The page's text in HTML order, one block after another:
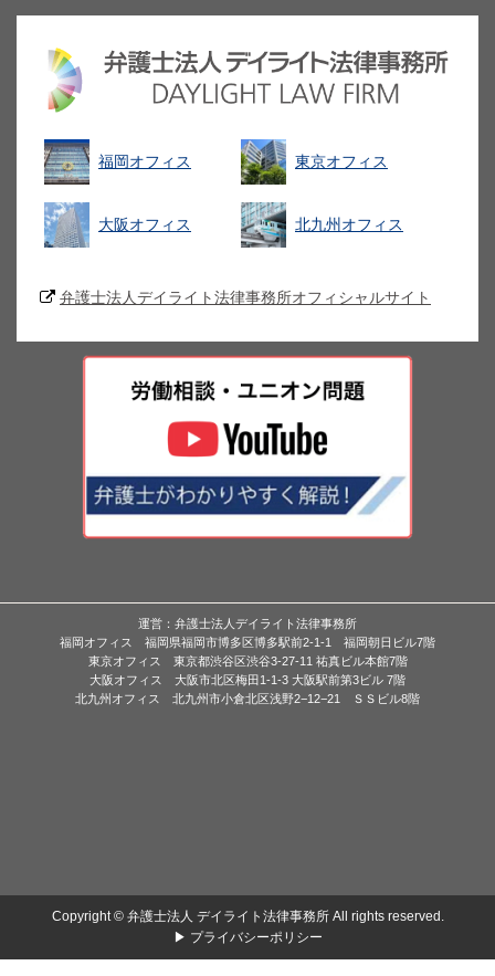
福岡オフィス 東京オフィス
大阪オフィス 北九州オフィス
弁護士法人デイライト法律事務所オフィシャルサイト
運営：弁護士法人デイライト法律事務所
福岡オフィス 福岡県福岡市博多区博多駅前2-1-1 福岡朝日ビル7階
東京オフィス 東京都渋谷区渋谷3-27-11 祐真ビル本館7階
大阪オフィス 大阪市北区梅田1-1-3 大阪駅前第3ビル 7階
北九州オフィス 北九州市小倉北区浅野2−12−21 ＳＳビル8階
Copyright © 弁護士法人 デイライト法律事務所 All rights reserved.
▶ プライバシーポリシー